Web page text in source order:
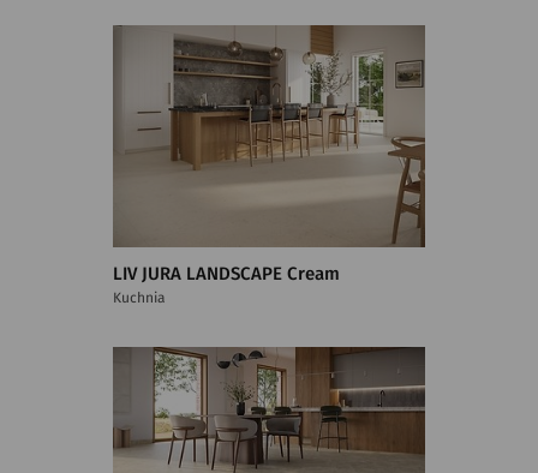
LIV JURA LANDSCAPE Cream
Kuchnia